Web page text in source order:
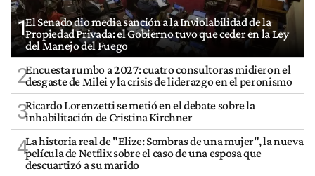
1El Senado dio media sanción a la Inviolabilidad de la
Propiedad Privada: el Gobierno tuvo que ceder en la Ley
del Manejo del Fuego
2Encuesta rumbo a 2027: cuatro consultoras midieron el
desgaste de Milei y la crisis de liderazgo en el peronismo
3Ricardo Lorenzetti se metió en el debate sobre la
inhabilitación de Cristina Kirchner
4La historia real de "Elize: Sombras de una mujer", la nueva
película de Netflix sobre el caso de una esposa que
descuartizó a su marido